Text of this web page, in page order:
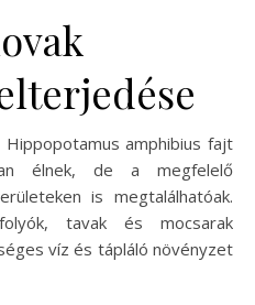
amphibius fajt
élnek, de a megfelelő
is megtalálhatóak.
tavak és mocsarak
víz és tápláló növényzet